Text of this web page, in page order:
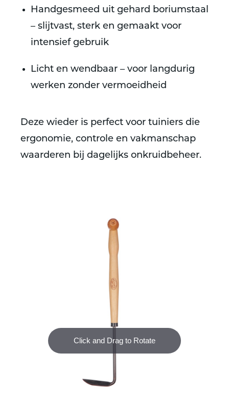
Handgesmeed uit gehard boriumstaal
– slijtvast, sterk en gemaakt voor
intensief gebruik
Licht en wendbaar – voor langdurig
werken zonder vermoeidheid
Deze wieder is perfect voor tuiniers die
ergonomie, controle en vakmanschap
waarderen bij dagelijks onkruidbeheer.